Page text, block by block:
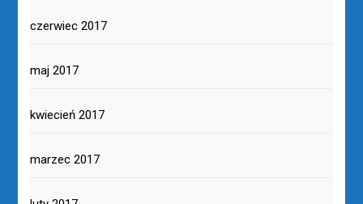
czerwiec 2017
maj 2017
kwiecień 2017
marzec 2017